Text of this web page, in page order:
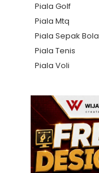
Piala Golf
Piala Mtq
Piala Sepak Bola
Piala Tenis
Piala Voli